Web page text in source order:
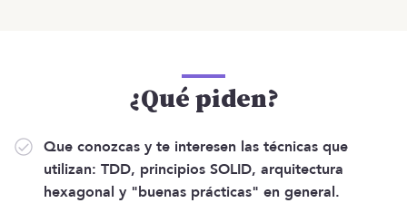
¿Qué piden?
Que conozcas y te interesen las técnicas que
utilizan: TDD, principios SOLID, arquitectura
hexagonal y "buenas prácticas" en general.